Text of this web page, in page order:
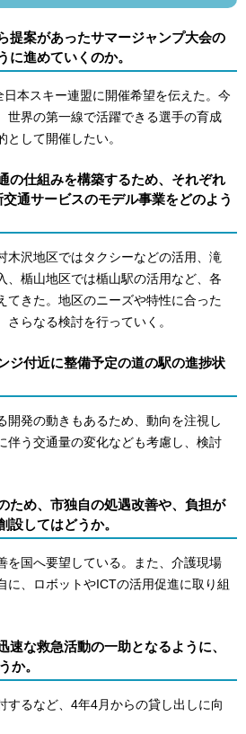
提案があったサマージャンプ大会の
に進めていくのか。
日本スキー連盟に開催希望を伝えた。今
世界の第一線で活躍できる選手の育成
して開催したい。
の仕組みを構築するため、それぞれ
通サービスのモデル事業をどのよう
木沢地区ではタクシーなどの活用、滝
、楯山地区では楯山駅の活用など、各
てきた。地区のニーズや特性に合った
らなる検討を行っていく。
ジ付近に整備予定の道の駅の進捗状
開発の動きもあるため、動向を注視し
伴う交通量の変化なども考慮し、検討
ため、市独自の処遇改善や、負担が
設してはどうか。
を国へ要望している。また、介護現場
に、ロボットやICTの活用促進に取り組
速な救急活動の一助となるように、
か。
するなど、4年4月からの貸し出しに向